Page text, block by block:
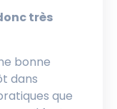
très
bonne
dans
que